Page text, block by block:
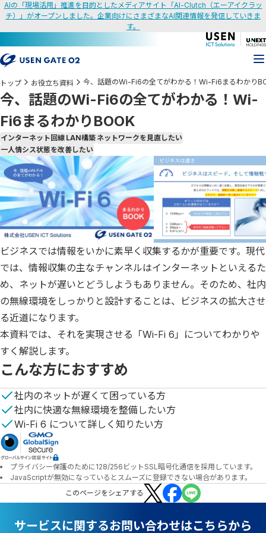
AIの「現場活用」推進を目的としたメディアサイト「AI-Clutch（エーアイクラッ
チ）」がオープンしました。企業向けにさまざまなAI関連情報を発信していきま
す。
トップ お役立ち資料 今、話題のWi-Fi6の全てがわかる！Wi-Fi6まるわかり
今、話題のWi-Fi6の全てがわかる！Wi-
Fi6まるわかりBOOK
インターネット回線 LAN構築 ネットワークを見直したい
一人情シス状態を改善したい
ビジネスでは情報をいかに素早く収集するかが重要です。現代
では、情報収集の主なチャンネルはインターネットといえるた
め、ネットが遅いとどうしようもありません。そのため、社内
の無線環境をしっかりと設計することは、ビジネスの拡大させ
る近道になります。
本資料では、それを実現させる「Wi-Fi 6」についてわかりや
すく解説します。
こんな方におすすめ
社内のネットが遅くて困っている方
社内に快適な無線環境を整備したい方
Wi-Fi 6 について詳しく知りたい方
プライバシー保護のために128/256ビットSSL暗号化通信を採用しています。
JavaScriptが無効になっているとスムーズに登録できない場合があります。
このページをシェアする
サービスに関するお問い合わせはこちらから